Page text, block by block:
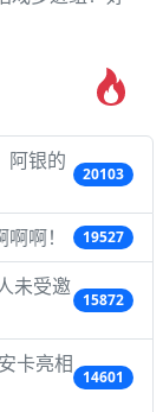
阿银的
20103
啊！ 19527
未受邀
15872
卡亮相
14601